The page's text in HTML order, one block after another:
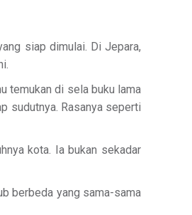
siap dimulai. Di Jepara,
temukan di sela buku lama
sudutnya. Rasanya seperti
kota. Ia bukan sekadar
berbeda yang sama-sama